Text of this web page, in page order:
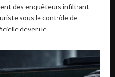
des enquêteurs infiltrant
sous le contrôle de
devenue...